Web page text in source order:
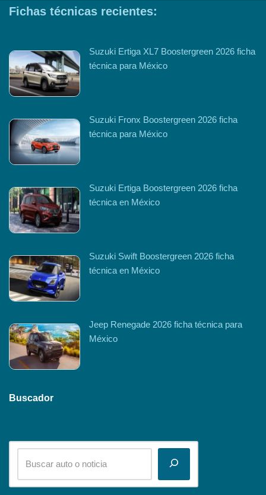
Fichas técnicas recientes:
Suzuki Ertiga XL7 Boostergreen 2026 ficha
técnica para México
Suzuki Fronx Boostergreen 2026 ficha
técnica para México
Suzuki Ertiga Boostergreen 2026 ficha
técnica en México
Suzuki Swift Boostergreen 2026 ficha
técnica en México
Jeep Renegade 2026 ficha técnica para
México
Buscador